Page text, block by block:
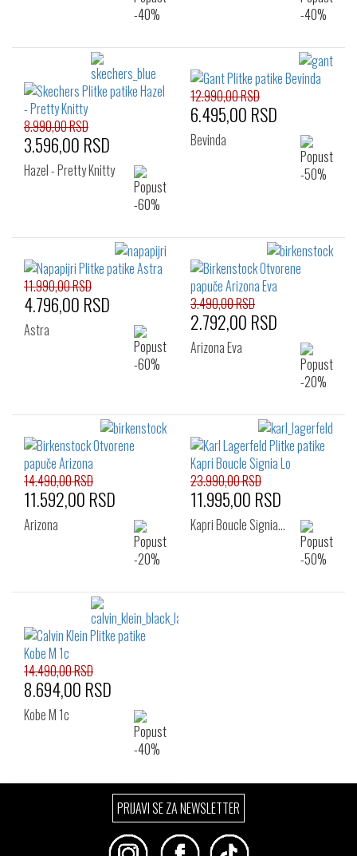
8.990,00 RSD
3.596,00 RSD
Hazel - Pretty Knitty
12.990,00 RSD
6.495,00 RSD
Bevinda
11.990,00 RSD
4.796,00 RSD
Astra
3.490,00 RSD
2.792,00 RSD
Arizona Eva
14.490,00 RSD
11.592,00 RSD
Arizona
23.990,00 RSD
11.995,00 RSD
Kapri Boucle Signia…
14.490,00 RSD
8.694,00 RSD
Kobe M 1c
PRIJAVI SE ZA NEWSLETTER